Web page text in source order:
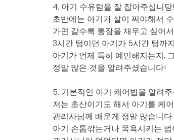
4. 아기 수유텀을 잘 잡아주십니당
초반에는 아기가 살이 쪄야해서
가면 갈수록 통잠을 재우고 싶어
3시간 텀이던 아기가 5시간 텀까
아기가 언제 특히 예민해지는지,
정말 많은 것을 알려주셨습니다!
5. 기본적인 아기 케어법을 알려
저는 초산이기도 해서 아기를 케
관리사님께 배운게 정말 많습니다
아기 손톱깎는거나 목욕시키는